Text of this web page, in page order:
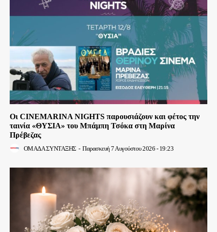
Οι CINEMARINA NIGHTS παρουσιάζουν και φέτος την
ταινία «ΘΥΣΙΑ» του Μπάμπη Τσόκα στη Μαρίνα
Πρέβεζας
ΟΜΑΔΑ ΣΥΝΤΑΞΗΣ - Παρασκευή 7 Αυγούστου 2026 - 19:23